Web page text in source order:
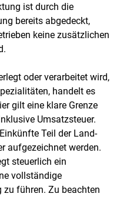
ist durch die
bereits abgedeckt,
keine zusätzlichen
oder verarbeitet wird,
handelt es
gilt eine klare Grenze
Umsatzsteuer.
Teil der Land-
aufgezeichnet werden.
steuerlich ein
vollständige
zu führen. Zu beachten